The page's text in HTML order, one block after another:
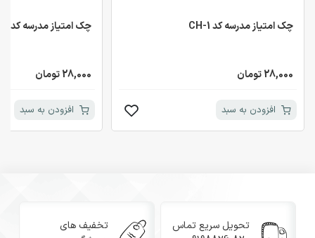
چک امتیاز مدرسه کد CH-1
28,000 تومان
افزودن به سبد
چک امتیاز مدرسه کد CH-2
28,000 تومان
افزودن به سبد
تحویل سریع تماس
تخفیف های